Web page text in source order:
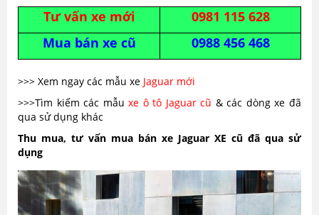
Tư vấn xe mới
0981 115 628
Mua bán xe cũ
0988 456 468
>>> Xem ngay các mẫu xe Jaguar mới
>>>Tìm kiếm các mẫuxe ô tô Jaguar cũ & các dòng xe đã
qua sử dụng khác
Thu mua, tư vấn mua bán xe Jaguar XE cũ đã qua sử
dụng